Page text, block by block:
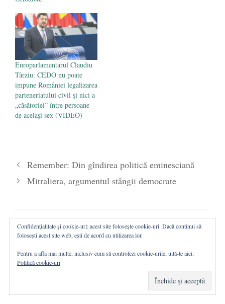
Europarlamentarul Claudiu
Târziu: CEDO nu poate
impune României legalizarea
parteneriatului civil și nici a
„căsătoriei” între persoane
de același sex (VIDEO)
Remember: Din gîndirea politică eminesciană
Mitraliera, argumentul stângii democrate
Ne puteți urmări și pe Telegram:
https://t.me/RevistaRost
Confidențialitate și cookie-uri: acest site folosește cookie-uri. Dacă continui să
folosești acest site web, ești de acord cu utilizarea lor.
Pentru a afla mai multe, inclusiv cum să controlezi cookie-urile, uită-te aici:
Politică cookie-uri